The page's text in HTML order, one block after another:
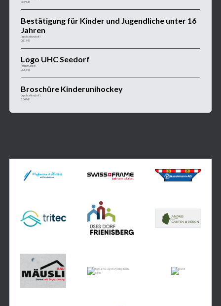
0.07 MB
Bestätigung für Kinder und Jugendliche unter 16
Jahren
(application/pdf)
0.11 MB
Logo UHC Seedorf
(image/jpeg)
0.01 MB
Broschüre Kinderunihockey
(application/pdf)
5.04 MB